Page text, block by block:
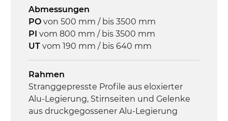
Mehrfachspannung 230/400Vac-50Hz-
3Ph
Geschwindigkeit
3,4 m/Minute
Steuerung
On/Off, E-Stopp, Motor-
Überlastungsschutz
Abmessungen
PO von 500 mm / bis 3500 mm
PI vom 800 mm / bis 3500 mm
UT vom 190 mm / bis 640 mm
Rahmen
Stranggepresste Profile aus eloxierter
Alu-Legierung, Stirnseiten und Gelenke
aus druckgegossener Alu-Legierung